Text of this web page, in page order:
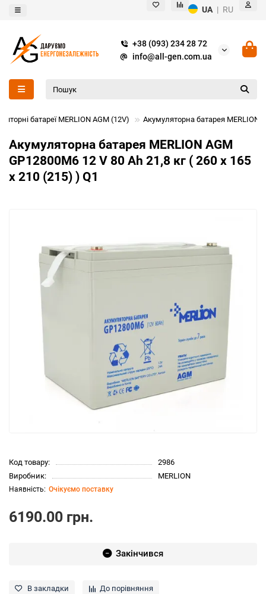
UA | RU
+38 (093) 234 28 72
info@all-gen.com.ua
батареї MERLION AGM (12V) Акумуляторна батарея MERLION
Акумуляторна батарея MERLION AGM
GP12800M6 12 V 80 Ah 21,8 кг ( 260 x 165
x 210 (215) ) Q1
Код товару:
2986
Виробник:
MERLION
Очікуємо поставку
6190.00 грн.
Закінчився
В закладки До порівняння